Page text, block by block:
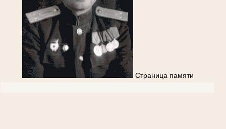
Страница памяти